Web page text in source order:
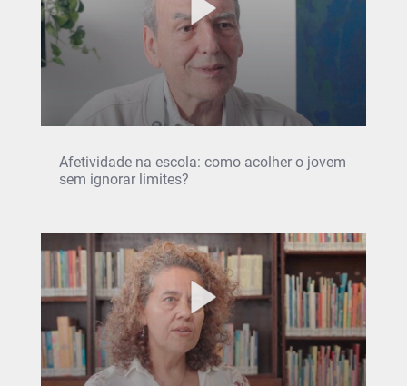
Afetividade na escola: como acolher o jovem
sem ignorar limites?